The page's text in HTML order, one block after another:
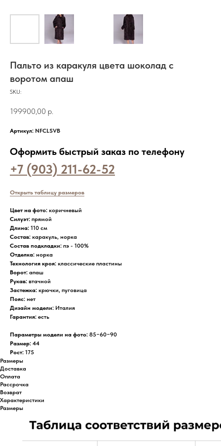
Пальто из каракуля цвета шоколад с
воротом апаш
SKU:
199900,00 р.
Артикул: NFCLSVB
Оформить быстрый заказ по телефону
+7 (903) 211-62-52
Открыть таблицу размеров
Цвет на фото: коричневый
Силуэт: прямой
Длина: 110 см
Состав: каракуль, норка
Состав подкладки: пэ - 100%
Отделка: норка
Технология кроя: классические пластины
Ворот: апаш
Рукав: втачной
Застежка: крючки, пуговица
Пояс: нет
Дизайн модели: Италия
Гарантия: есть
Параметры модели на фото: 85−60−90
Размер: 44
Рост: 175
Размеры
Доставка
Оплата
Рассрочка
Возврат
Характеристики
Размеры